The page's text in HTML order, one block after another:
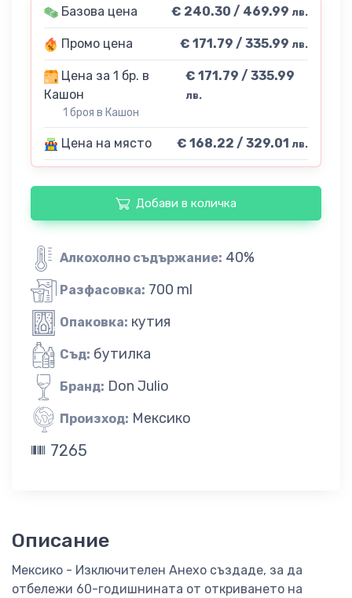
Базова цена € 240.30 / 469.99 лв.
Промо цена € 171.79 / 335.99 лв.
Цена за 1 бр. в
Кашон
1 броя в Кашон
€ 171.79 / 335.99
лв.
Цена на място € 168.22 / 329.01 лв.
Добави в количка
Алкохолно съдържание: 40%
Разфасовка: 700 ml
Опаковка: кутия
Съд: бутилка
Бранд: Don Julio
Произход: Мексико
7265
Описание
Мексико - Изключителен Анехо създаде, за да
отбележи 60-годишнината от откриването на